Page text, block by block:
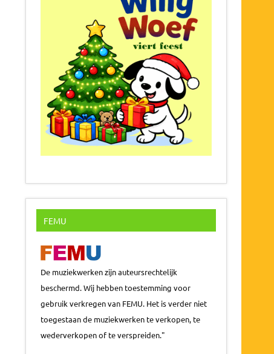
FEMU
De muziekwerken zijn auteursrechtelijk
beschermd. Wij hebben toestemming voor
gebruik verkregen van FEMU. Het is verder niet
toegestaan de muziekwerken te verkopen, te
wederverkopen of te verspreiden."